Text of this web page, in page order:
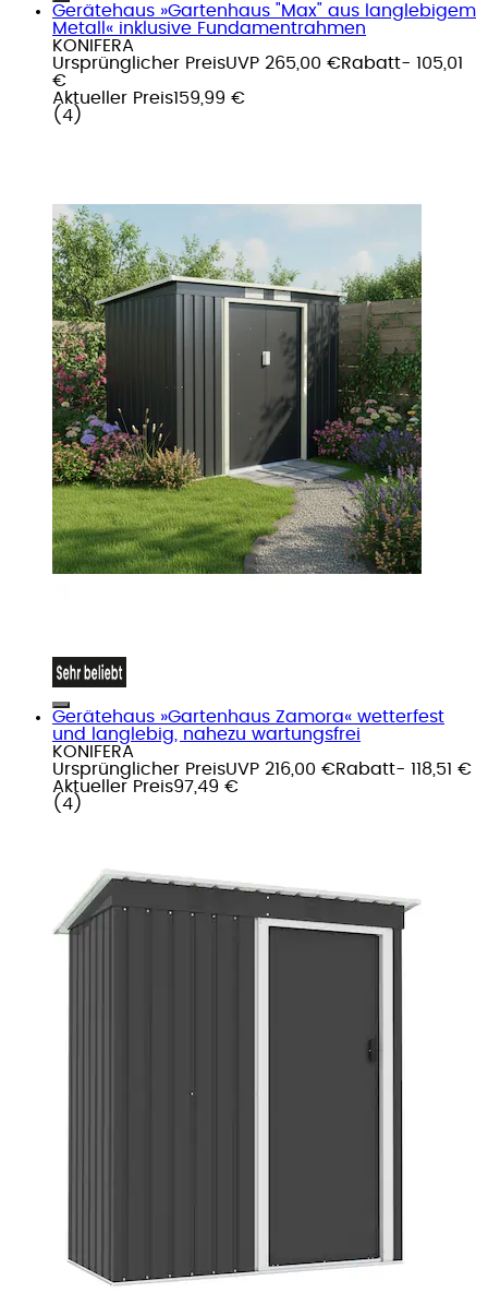
Gerätehaus »Gartenhaus "Max" aus langlebigem
Metall« inklusive Fundamentrahmen
KONIFERA
Ursprünglicher PreisUVP 265,00 €Rabatt- 105,01
€
Aktueller Preis159,99 €
( 4 )
Gerätehaus »Gartenhaus Zamora« wetterfest
und langlebig, nahezu wartungsfrei
KONIFERA
Ursprünglicher PreisUVP 216,00 €Rabatt- 118,51 €
Aktueller Preis97,49 €
( 4 )